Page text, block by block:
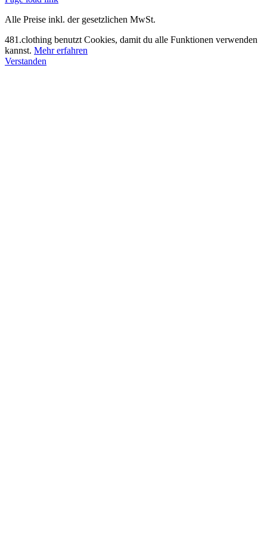
Alle Preise inkl. der gesetzlichen MwSt.
481.clothing benutzt Cookies, damit du alle Funktionen verwenden
kannst. Mehr erfahren
Verstanden